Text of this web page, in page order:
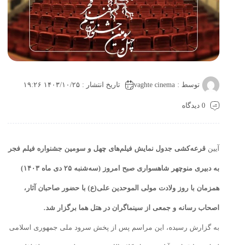
توسط : vaghte cinema تاریخ انتشار : ۱۴۰۳/۱۰/۲۵ ۱۹:۲۶
0 دیدگاه
آیین قرعه‌کشی جدول نمایش فیلم‌های چهل و سومین جشنواره فیلم فجر
به دبیری منوچهر شاهسواری صبح امروز (سه‌شنبه ۲۵ دی ماه ۱۴۰۳)
همزمان با روز ولادت مولی الموحدین علی(ع) با حضور صاحبان آثار،
اصحاب رسانه و جمعی از سینماگران در هتل هما برگزار شد.
به گزارش رسیده، این مراسم پس از پخش سرود ملی جمهوری اسلامی